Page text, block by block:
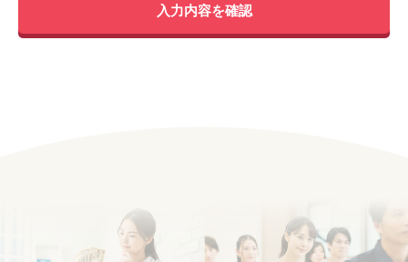
入力内容を確認